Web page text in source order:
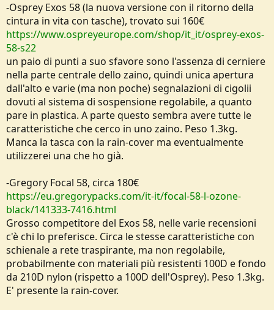
-Osprey Exos 58 (la nuova versione con il ritorno della
cintura in vita con tasche), trovato sui 160€
https://www.ospreyeurope.com/shop/it_it/osprey-exos-
58-s22
un paio di punti a suo sfavore sono l'assenza di cerniere
nella parte centrale dello zaino, quindi unica apertura
dall'alto e varie (ma non poche) segnalazioni di cigolii
dovuti al sistema di sospensione regolabile, a quanto
pare in plastica. A parte questo sembra avere tutte le
caratteristiche che cerco in uno zaino. Peso 1.3kg.
Manca la tasca con la rain-cover ma eventualmente
utilizzerei una che ho già.
-Gregory Focal 58, circa 180€
https://eu.gregorypacks.com/it-it/focal-58-l-ozone-
black/141333-7416.html
Grosso competitore del Exos 58, nelle varie recensioni
c'è chi lo preferisce. Circa le stesse caratteristiche con
schienale a rete traspirante, ma non regolabile,
probabilmente con materiali più resistenti 100D e fondo
da 210D nylon (rispetto a 100D dell'Osprey). Peso 1.3kg.
E' presente la rain-cover.